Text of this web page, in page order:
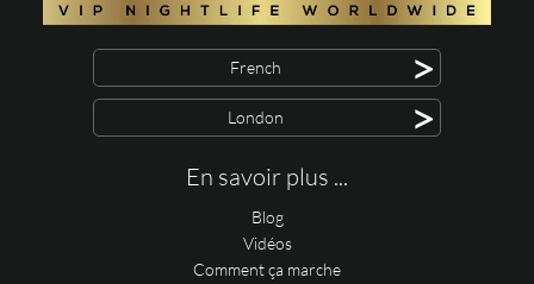
French >
London >
En savoir plus ...
Blog
Vidéos
Comment ça marche